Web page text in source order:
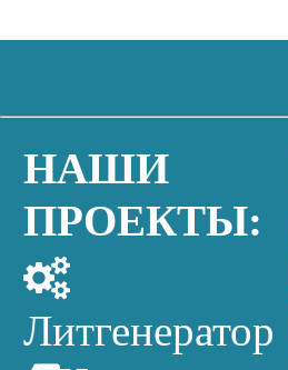
НАШИ
ПРОЕКТЫ:
Литгенератор